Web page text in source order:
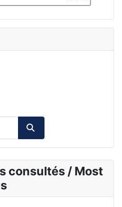
consultés / Most